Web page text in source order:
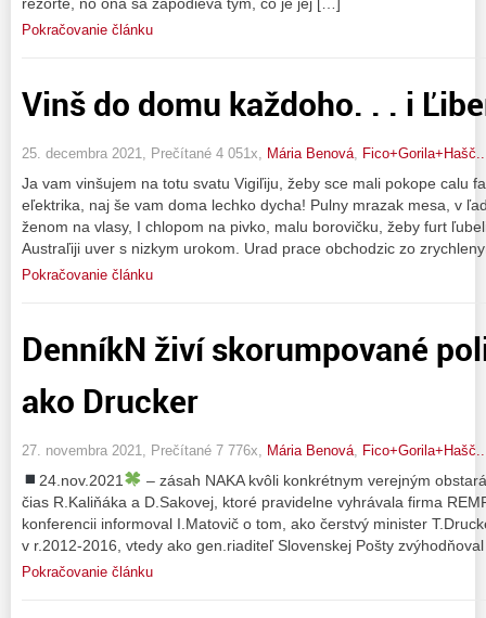
rezorte, no ona sa zapodieva tým, čo je jej […]
Pokračovanie článku
Vinš do domu každoho. . . i
25. decembra 2021, Prečítané 4 051x, Mária Benová
Ja vam vinšujem na totu svatu Vigiľiju, žeby sce mali pokope calu
eľektrika, naj še vam doma lechko dycha! Pulny mrazak mesa, v
ženom na vlasy, I chlopom na pivko, malu borovičku, žeby furt
Austraľiji uver s nizkym urokom. Urad prace obchodzic zo
Pokračovanie článku
DenníkN živí skorumpované
ako Drucker
27. novembra 2021, Prečítané 7 776x, Mária Benová
24.nov.2021
– zásah NAKA kvôli konkrétnym verejným
čias R.Kaliňáka a D.Sakovej, ktoré pravidelne vyhrávala firma
konferencii informoval I.Matovič o tom, ako čerstvý minister
v r.2012-2016, vtedy ako gen.riaditeľ Slovenskej Pošty
Pokračovanie článku